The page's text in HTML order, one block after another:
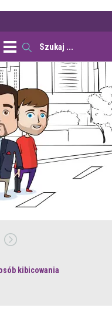
kibicowania